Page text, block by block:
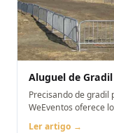
Aluguel de
Precisando de gradil
WeEventos oferece
Orcamento pelo
Ler artigo →